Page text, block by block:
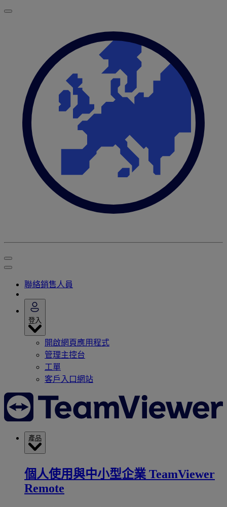
聯絡銷售人員
登入
開啟網頁應用程式
管理主控台
工單
客戶入口網站
產品
個人使用與中小型企業 TeamViewer
Remote